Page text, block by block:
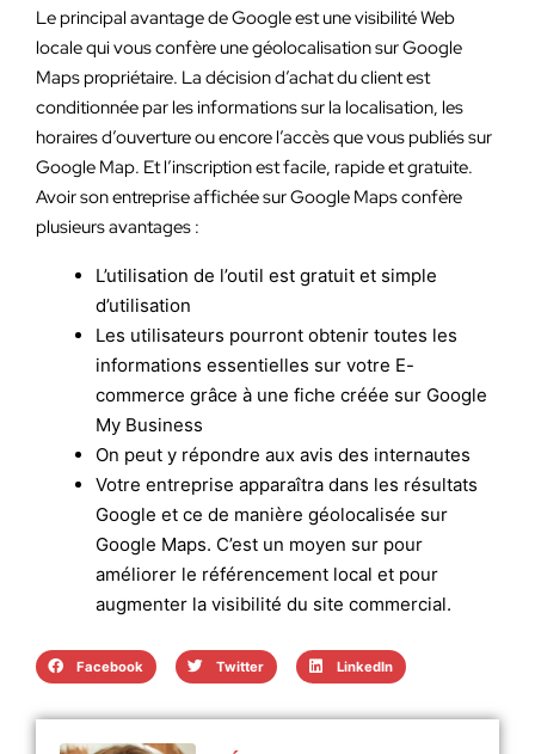
Le principal avantage de Google est une visibilité Web
locale qui vous confère une géolocalisation sur Google
Maps propriétaire. La décision d’achat du client est
conditionnée par les informations sur la localisation, les
horaires d’ouverture ou encore l’accès que vous publiés sur
Google Map. Et l’inscription est facile, rapide et gratuite.
Avoir son entreprise affichée sur Google Maps confère
plusieurs avantages :
L’utilisation de l’outil est gratuit et simple
d’utilisation
Les utilisateurs pourront obtenir toutes les
informations essentielles sur votre E-
commerce grâce à une fiche créée sur Google
My Business
On peut y répondre aux avis des internautes
Votre entreprise apparaîtra dans les résultats
Google et ce de manière géolocalisée sur
Google Maps. C’est un moyen sur pour
améliorer le référencement local et pour
augmenter la visibilité du site commercial.
Facebook Twitter LinkedIn